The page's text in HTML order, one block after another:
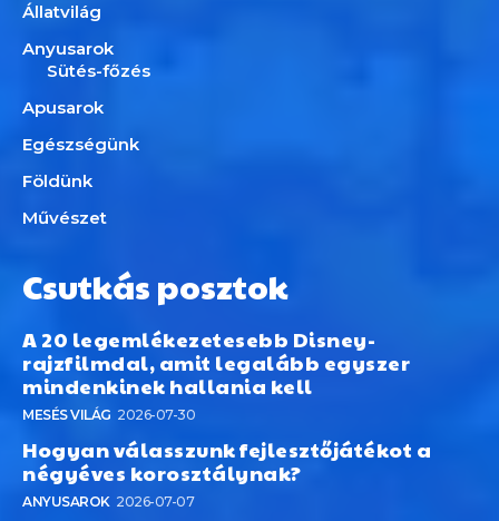
Állatvilág
Anyusarok
Sütés-főzés
Apusarok
Egészségünk
Földünk
Művészet
Csutkás posztok
A 20 legemlékezetesebb Disney-
rajzfilmdal, amit legalább egyszer
mindenkinek hallania kell
MESÉS VILÁG 2026-07-30
Hogyan válasszunk fejlesztőjátékot a
négyéves korosztálynak?
ANYUSAROK 2026-07-07